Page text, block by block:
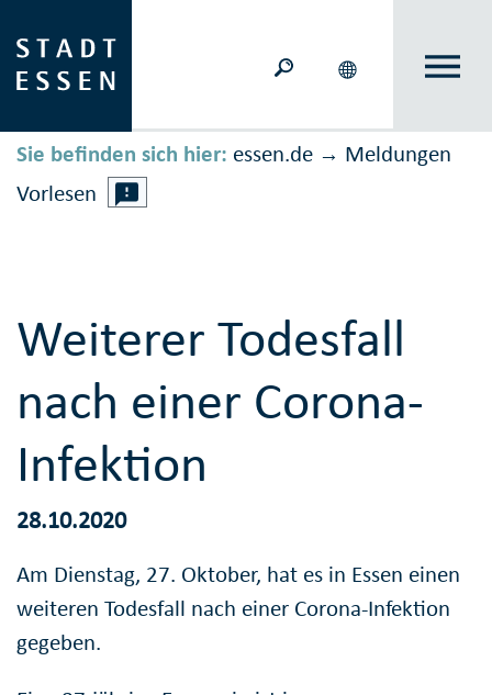
Sie befinden sich hier: essen.de → Meldungen
Vorlesen
Weiterer Todesfall
nach einer Corona-
Infektion
28.10.2020
Am Dienstag, 27. Oktober, hat es in Essen einen
weiteren Todesfall nach einer Corona-Infektion
gegeben.